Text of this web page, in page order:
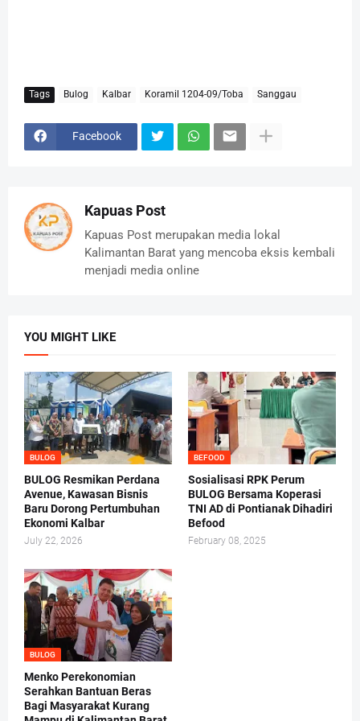
Tags Bulog Kalbar Koramil 1204-09/Toba Sanggau
Facebook
Kapuas Post
Kapuas Post merupakan media lokal
Kalimantan Barat yang mencoba eksis kembali
menjadi media online
YOU MIGHT LIKE
BULOG
BULOG Resmikan Perdana
Avenue, Kawasan Bisnis
Baru Dorong Pertumbuhan
Ekonomi Kalbar
July 22, 2026
BEFOOD
Sosialisasi RPK Perum
BULOG Bersama Koperasi
TNI AD di Pontianak Dihadiri
Befood
February 08, 2025
BULOG
Menko Perekonomian
Serahkan Bantuan Beras
Bagi Masyarakat Kurang